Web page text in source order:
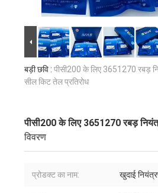
बड़ी छवि : पीसी200 के लिए 3651270 रबड़
सील किट तेल प्रतिरोध
पीसी200 के लिए 3651270 रबड़
विवरण
प्रोडक्ट का नाम: खुदाई